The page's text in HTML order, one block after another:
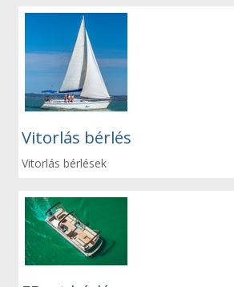
Vitorlás bérlés
Vitorlás bérlések